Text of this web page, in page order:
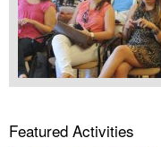
Featured Activities